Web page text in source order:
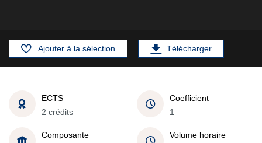
Ajouter à la sélection Télécharger
ECTS
2 crédits
Coefficient
1
Composante
Volume horaire